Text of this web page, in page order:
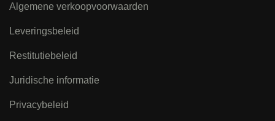
Algemene verkoopvoorwaarden
Leveringsbeleid
Restitutiebeleid
Juridische informatie
Privacybeleid